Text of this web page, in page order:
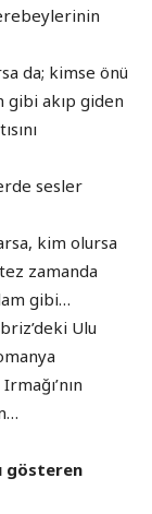
da; kimse önü
gibi akıp giden
sesler
kim olursa
tez zamanda
gibi…
Ulu
gösteren